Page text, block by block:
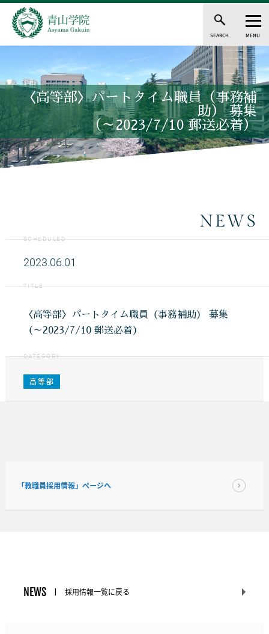
SEARCH MENU
〈高等部〉パートタイム職員（事務補
助） 募集
（～2023/7/10 郵送必着）
NEWS
SCHEDULED
2023.06.01
TITLE
〈高等部〉パートタイム職員（事務補助） 募集
（～2023/7/10 郵送必着）
CATEGORY
高等部
「教職員採用情報」ページへ
NEWS 採用情報一覧に戻る